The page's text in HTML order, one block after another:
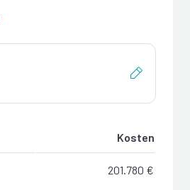
Kosten
201.780 €